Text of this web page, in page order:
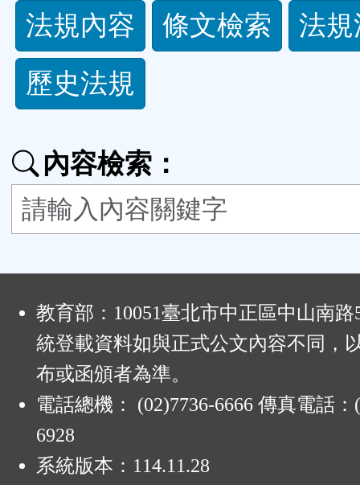
法
規
功
按
鈕
法規內容 條文檢索
法
歷史法規
內容檢索：
教育部：10051臺北市中正區中山南
統登載資料如與正式公文內容不同，
布或函頒者為準。
電話總機： (02)7736-6666 傳真電話：
6928
系統版本： 114.11.28